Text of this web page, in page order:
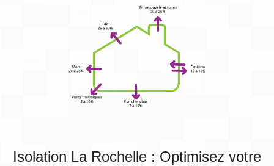
Isolation La Rochelle : Optimisez votre